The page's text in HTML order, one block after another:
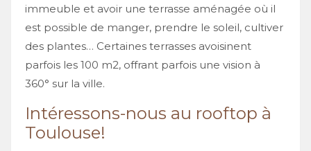
immeuble et avoir une terrasse aménagée où il
est possible de manger, prendre le soleil, cultiver
des plantes… Certaines terrasses avoisinent
parfois les 100 m2, offrant parfois une vision à
360° sur la ville.
Intéressons-nous au rooftop à
Toulouse!